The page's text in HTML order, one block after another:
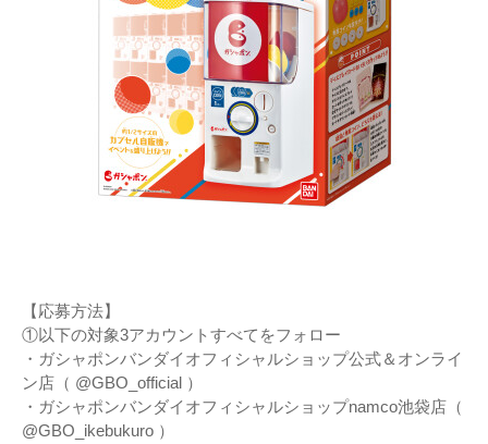
【応募方法】
①以下の対象3アカウントすべてをフォロー
・ガシャポンバンダイオフィシャルショップ公式＆オンライ
ン店（ @GBO_official ）
・ガシャポンバンダイオフィシャルショップnamco池袋店（
@GBO_ikebukuro ）